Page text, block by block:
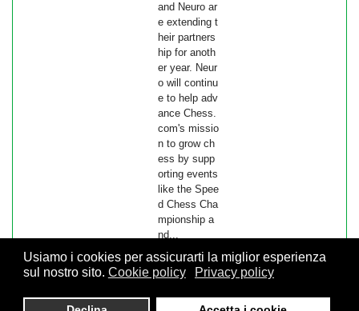
Usiamo i cookies per assicurarti la miglior esperienza
sul nostro sito. Cookie policy Privacy policy
and Neuro ar
e extending t
heir partners
hip for anoth
er year. Neur
o will continu
e to help adv
ance Chess.
com's missio
n to grow ch
ess by supp
orting events
like the Spee
d Chess Cha
mpionship a
nd...
© 2026 FSI - Federazione Scacchistica Italiana - V.le Regina